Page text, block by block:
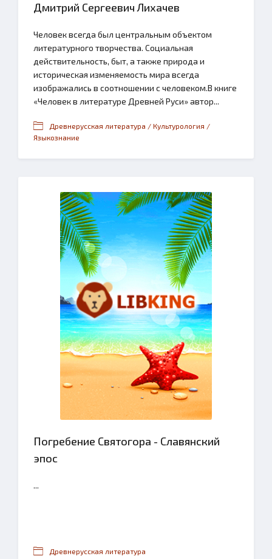
Дмитрий Сергеевич Лихачев
Человек всегда был центральным объектом
литературного творчества. Социальная
действительность, быт, а также природа и
историческая изменяемость мира всегда
изображались в соотношении с человеком.В книге
«Человек в литературе Древней Руси» автор...
Древнерусская литература / Культурология /
Языкознание
Погребение Святогора - Славянский
эпос
...
Древнерусская литература